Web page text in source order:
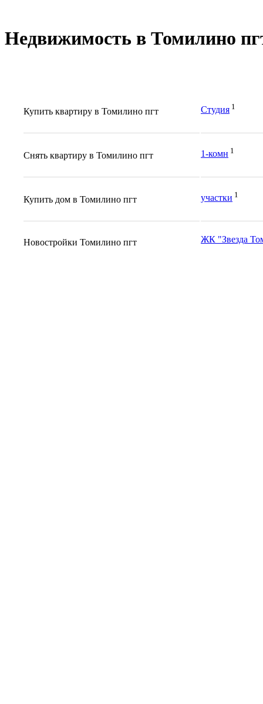
Недвижимость в Томилино
Купить квартиру в Томилино пгт Студия 1
Снять квартиру в Томилино пгт 1-комн 1
Купить дом в Томилино пгт участки 1
Новостройки Томилино пгт ЖК "Звезда